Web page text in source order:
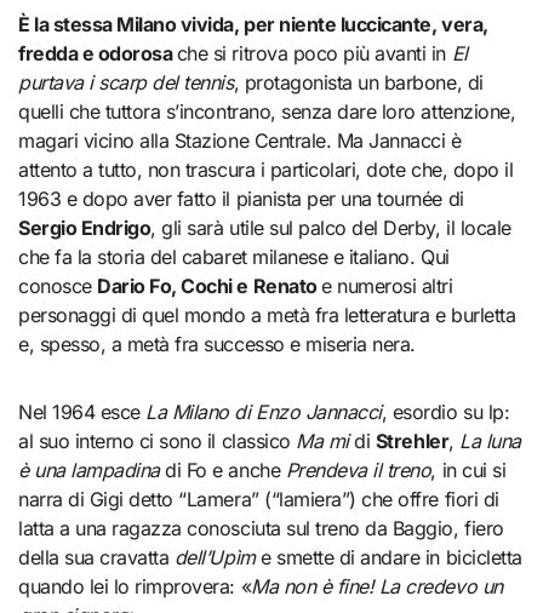
È la stessa Milano vivida, per niente luccicante, vera,
fredda e odorosache si ritrova poco più avanti in El
purtava i scarp del tennis, protagonista un barbone, di
quelli che tuttora s’incontrano, senza dare loro attenzione,
magari vicino alla Stazione Centrale. Ma Jannacci è
attento a tutto, non trascura i particolari, dote che, dopo il
1963 e dopo aver fatto il pianista per una tournée di
Sergio Endrigo, gli sarà utile sul palco del Derby, il locale
che fa la storia del cabaret milanese e italiano. Qui
conosce Dario Fo, Cochi e Renatoe numerosi altri
personaggi di quel mondo a metà fra letteratura e burletta
e, spesso, a metà fra successo e miseria nera.
Nel 1964 esce La Milano di Enzo Jannacci, esordio su lp:
al suo interno ci sono il classico Ma midi Strehler, La luna
è una lampadinadi Fo e anche Prendeva il treno, in cui si
narra di Gigi detto “Lamera” (“lamiera”) che offre fiori di
latta a una ragazza conosciuta sul treno da Baggio, fiero
della sua cravatta dell’Upìme smette di andare in bicicletta
quando lei lo rimprovera: «Ma non è fine! La credevo un